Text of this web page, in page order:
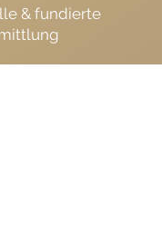
& fundierte